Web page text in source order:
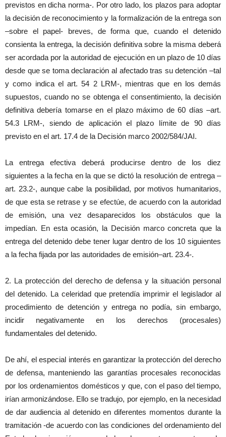
previstos en dicha norma-. Por otro lado, los plazos para adoptar
la decisión de reconocimiento y la formalización de la entrega son
–sobre el papel- breves, de forma que, cuando el detenido
consienta la entrega, la decisión definitiva sobre la misma deberá
ser acordada por la autoridad de ejecución en un plazo de 10 días
desde que se toma declaración al afectado tras su detención –tal
y como indica el art. 54 2 LRM-, mientras que en los demás
supuestos, cuando no se obtenga el consentimiento, la decisión
definitiva debería tomarse en el plazo máximo de 60 días –art.
54.3 LRM-, siendo de aplicación el plazo límite de 90 días
previsto en el art. 17.4 de la Decisión marco 2002/584/JAI.
La entrega efectiva deberá producirse dentro de los diez
siguientes a la fecha en la que se dictó la resolución de entrega –
art. 23.2-, aunque cabe la posibilidad, por motivos humanitarios,
de que esta se retrase y se efectúe, de acuerdo con la autoridad
de emisión, una vez desaparecidos los obstáculos que la
impedían. En esta ocasión, la Decisión marco concreta que la
entrega del detenido debe tener lugar dentro de los 10 siguientes
a la fecha fijada por las autoridades de emisión–art. 23.4-.
2. La protección del derecho de defensa y la situación personal
del detenido. La celeridad que pretendía imprimir el legislador al
procedimiento de detención y entrega no podía, sin embargo,
incidir negativamente en los derechos (procesales)
fundamentales del detenido.
De ahí, el especial interés en garantizar la protección del derecho
de defensa, manteniendo las garantías procesales reconocidas
por los ordenamientos domésticos y que, con el paso del tiempo,
irían armonizándose. Ello se tradujo, por ejemplo, en la necesidad
de dar audiencia al detenido en diferentes momentos durante la
tramitación -de acuerdo con las condiciones del ordenamiento del